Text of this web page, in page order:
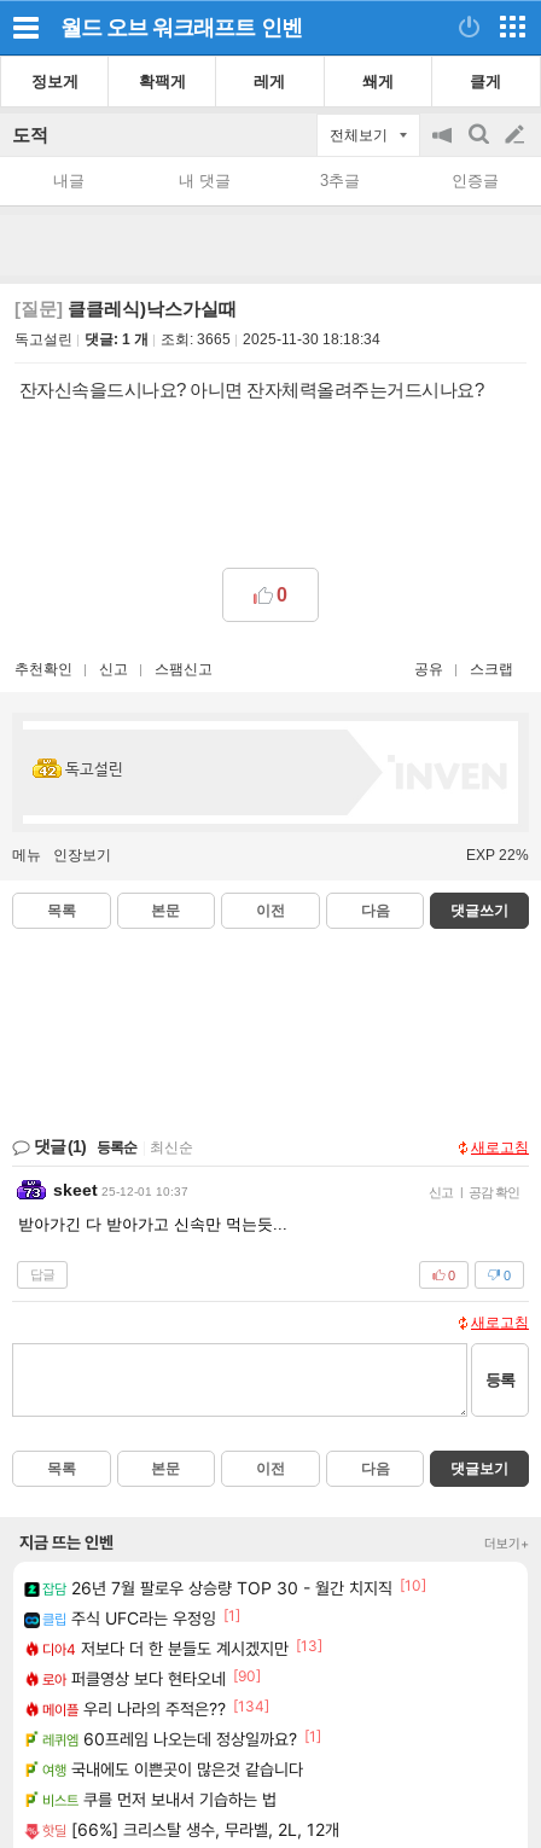
월드 오브 워크래프트 인벤
정보게 확팩게 레게 쐐게 클게
도적 전체보기
공
on/off
검
색
글
쓰
내글 내 댓글 3추글 인증글
[질문] 클클레식)낙스가실때
독고설린 댓글: 1 개 조회: 3665 2025-11-30 18:18:34
잔자신속을드시나요? 아니면 잔자체력올려주는거드시나요?
0
추천확인 신고 스팸신고 공유 스크랩
독고설린
메뉴 인장보기 EXP 22%
목록 본문 이전 다음 댓글쓰기
댓글(1) 등록순 최신순 새로고침
skeet 25-12-01 10:37 신고 | 공감 확인
받아가긴 다 받아가고 신속만 먹는듯...
답글 0
0
새로고침
등록
목록 본문 이전 다음 댓글보기
지금 뜨는 인벤 더보기+
잡담 26년 7월 팔로우 상승량 TOP 30 - 월간 치지직 [10]
클립 주식 UFC라는 우정잉 [1]
디아4 저보다 더 한 분들도 계시겠지만 [13]
로아 퍼클영상 보다 현타오네 [90]
메이플 우리 나라의 주적은?? [134]
레퀴엠 60프레임 나오는데 정상일까요? [1]
여행 국내에도 이쁜곳이 많은것 같습니다
비스트 쿠를 먼저 보내서 기습하는 법
핫딜 [66%] 크리스탈 생수, 무라벨, 2L, 12개